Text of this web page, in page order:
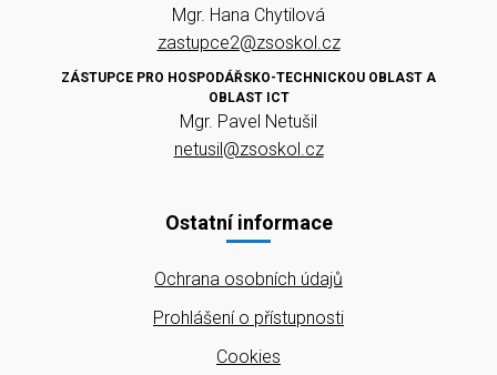
Mgr. Hana Chytilová
zastupce2@zsoskol.cz
ZÁSTUPCE PRO HOSPODÁŘSKO-TECHNICKOU OBLAST A
OBLAST ICT
Mgr. Pavel Netušil
netusil@zsoskol.cz
Ostatní informace
Ochrana osobních údajů
Prohlášení o přístupnosti
Cookies